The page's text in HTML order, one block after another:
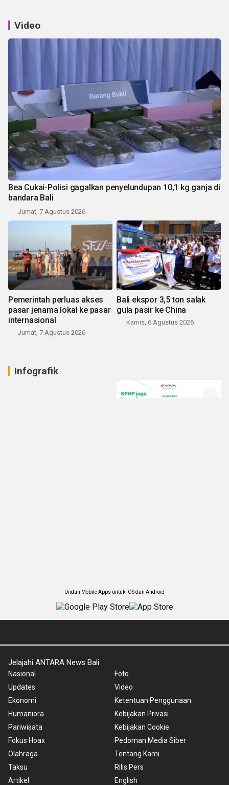
Video
Bea Cukai-Polisi gagalkan penyelundupan 10,1 kg ganja di
bandara Bali
Jumat, 7 Agustus 2026
Pemerintah perluas akses
pasar jenama lokal ke pasar
internasional
Jumat, 7 Agustus 2026
Bali ekspor 3,5 ton salak
gula pasir ke China
Kamis, 6 Agustus 2026
Infografik
Unduh Mobile Apps untuk iOS dan Android
Jelajahi ANTARA News Bali
Nasional
Updates
Ekonomi
Humaniora
Pariwisata
Fokus Hoax
Olahraga
Taksu
Artikel
Foto
Video
Ketentuan Penggunaan
Kebijakan Privasi
Kebijakan Cookie
Pedoman Media Siber
Tentang Kami
Rilis Pers
English